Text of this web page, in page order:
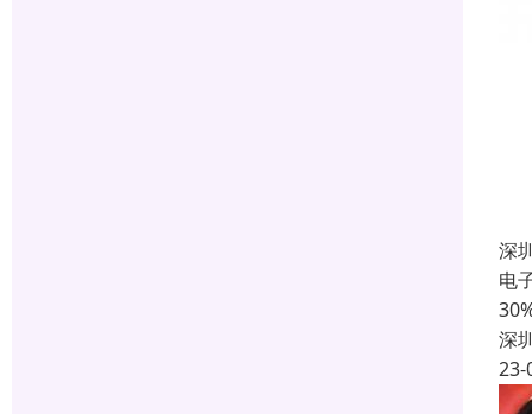
深
电
深
23-